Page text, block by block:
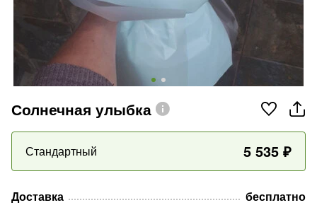
Солнечная улыбка
Стандартный 5 535 ₽
Доставка бесплатно